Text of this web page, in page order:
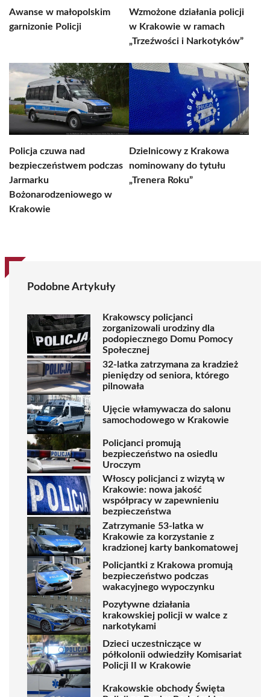
Awanse w małopolskim
garnizonie Policji
Wzmożone działania policji
w Krakowie w ramach
„Trzeźwości i Narkotyków”
Policja czuwa nad
bezpieczeństwem podczas
Jarmarku
Bożonarodzeniowego w
Krakowie
Dzielnicowy z Krakowa
nominowany do tytułu
„Trenera Roku”
Podobne Artykuły
Krakowscy policjanci
zorganizowali urodziny dla
podopiecznego Domu Pomocy
Społecznej
32-latka zatrzymana za kradzież
pieniędzy od seniora, którego
pilnowała
Ujęcie włamywacza do salonu
samochodowego w Krakowie
Policjanci promują
bezpieczeństwo na osiedlu
Uroczym
Włoscy policjanci z wizytą w
Krakowie: nowa jakość
współpracy w zapewnieniu
bezpieczeństwa
Zatrzymanie 53-latka w
Krakowie za korzystanie z
kradzionej karty bankomatowej
Policjantki z Krakowa promują
bezpieczeństwo podczas
wakacyjnego wypoczynku
Pozytywne działania
krakowskiej policji w walce z
narkotykami
Dzieci uczestniczące w
półkolonii odwiedziły Komisariat
Policji II w Krakowie
Krakowskie obchody Święta